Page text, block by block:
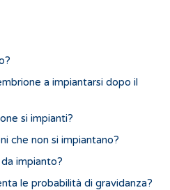
a impiantarsi dopo il
si impianti?
che non si impiantano?
impianto?
le probabilità di gravidanza?